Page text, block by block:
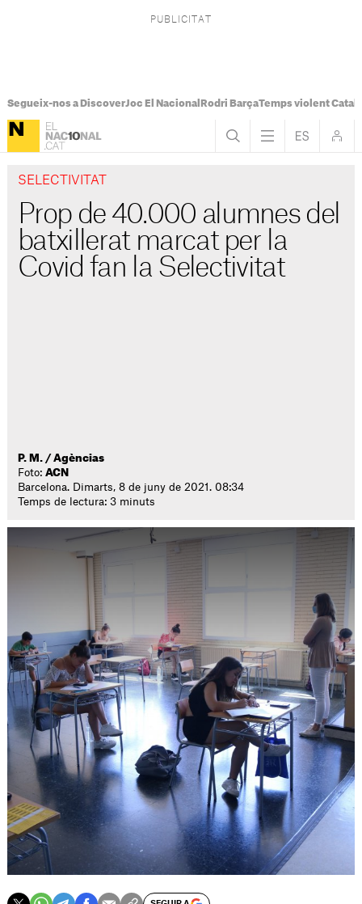
Segueix-nos a DiscoverJoc El Nacional Rodri BarçaTemps violent
SELECTIVITAT
Prop de 40.000 alumnes del
batxillerat marcat per la
Covid fan la Selectivitat
P. M. / Agèncias
Foto:ACN
Barcelona. Dimarts, 8 de juny de 2021. 08:34
Temps de lectura: 3 minuts